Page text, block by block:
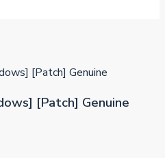
[Patch] Genuine
[Patch] Genuine